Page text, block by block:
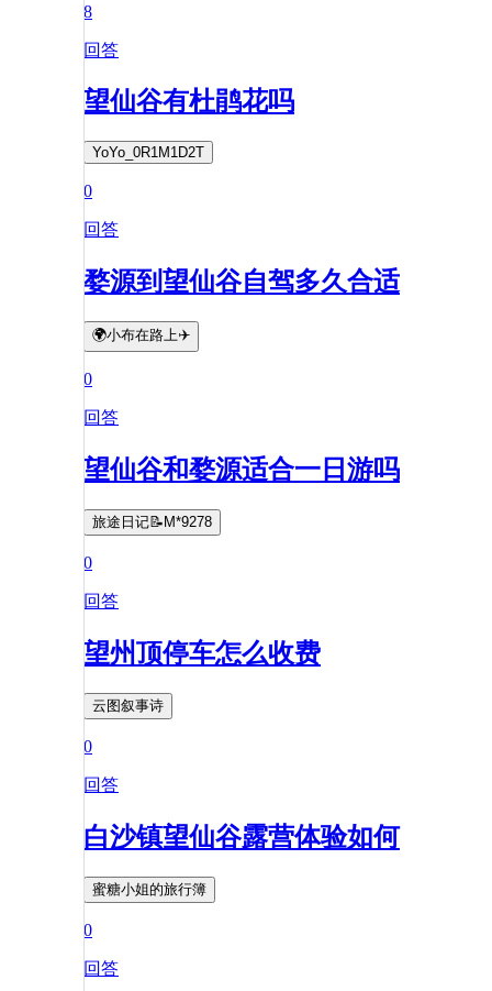
8
回答
望仙谷有杜鹃花吗
YoYo_0R1M1D2T
0
回答
婺源到望仙谷自驾多久合适
🌍小布在路上✈️
0
回答
望仙谷和婺源适合一日游吗
旅途日记📝M*9278
0
回答
望州顶停车怎么收费
云图叙事诗
0
回答
白沙镇望仙谷露营体验如何
蜜糖小姐的旅行簿
0
回答